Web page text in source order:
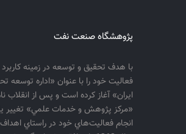
پژوهشگاه صنعت نفت
فعاليت خود را با عنوان «اداره
ايران» آغاز كرده است و پس از انقلاب
انجام فعاليت‌هاي خود در راستاي